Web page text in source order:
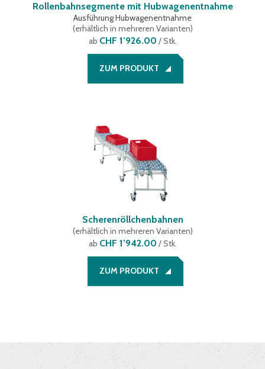
Rollenbahnsegmente mit Hubwagenentnahme
Ausführung Hubwagenentnahme
(erhältlich in mehreren Varianten)
ab CHF 1’926.00 / Stk.
ZUM PRODUKT
Scherenröllchenbahnen
(erhältlich in mehreren Varianten)
ab CHF 1’942.00 / Stk.
ZUM PRODUKT